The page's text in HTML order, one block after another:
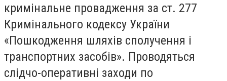
кримінальне провадження за ст. 277
Кримінального кодексу України
«Пошкодження шляхів сполучення і
транспортних засобів». Проводяться
слідчо-оперативні заходи по